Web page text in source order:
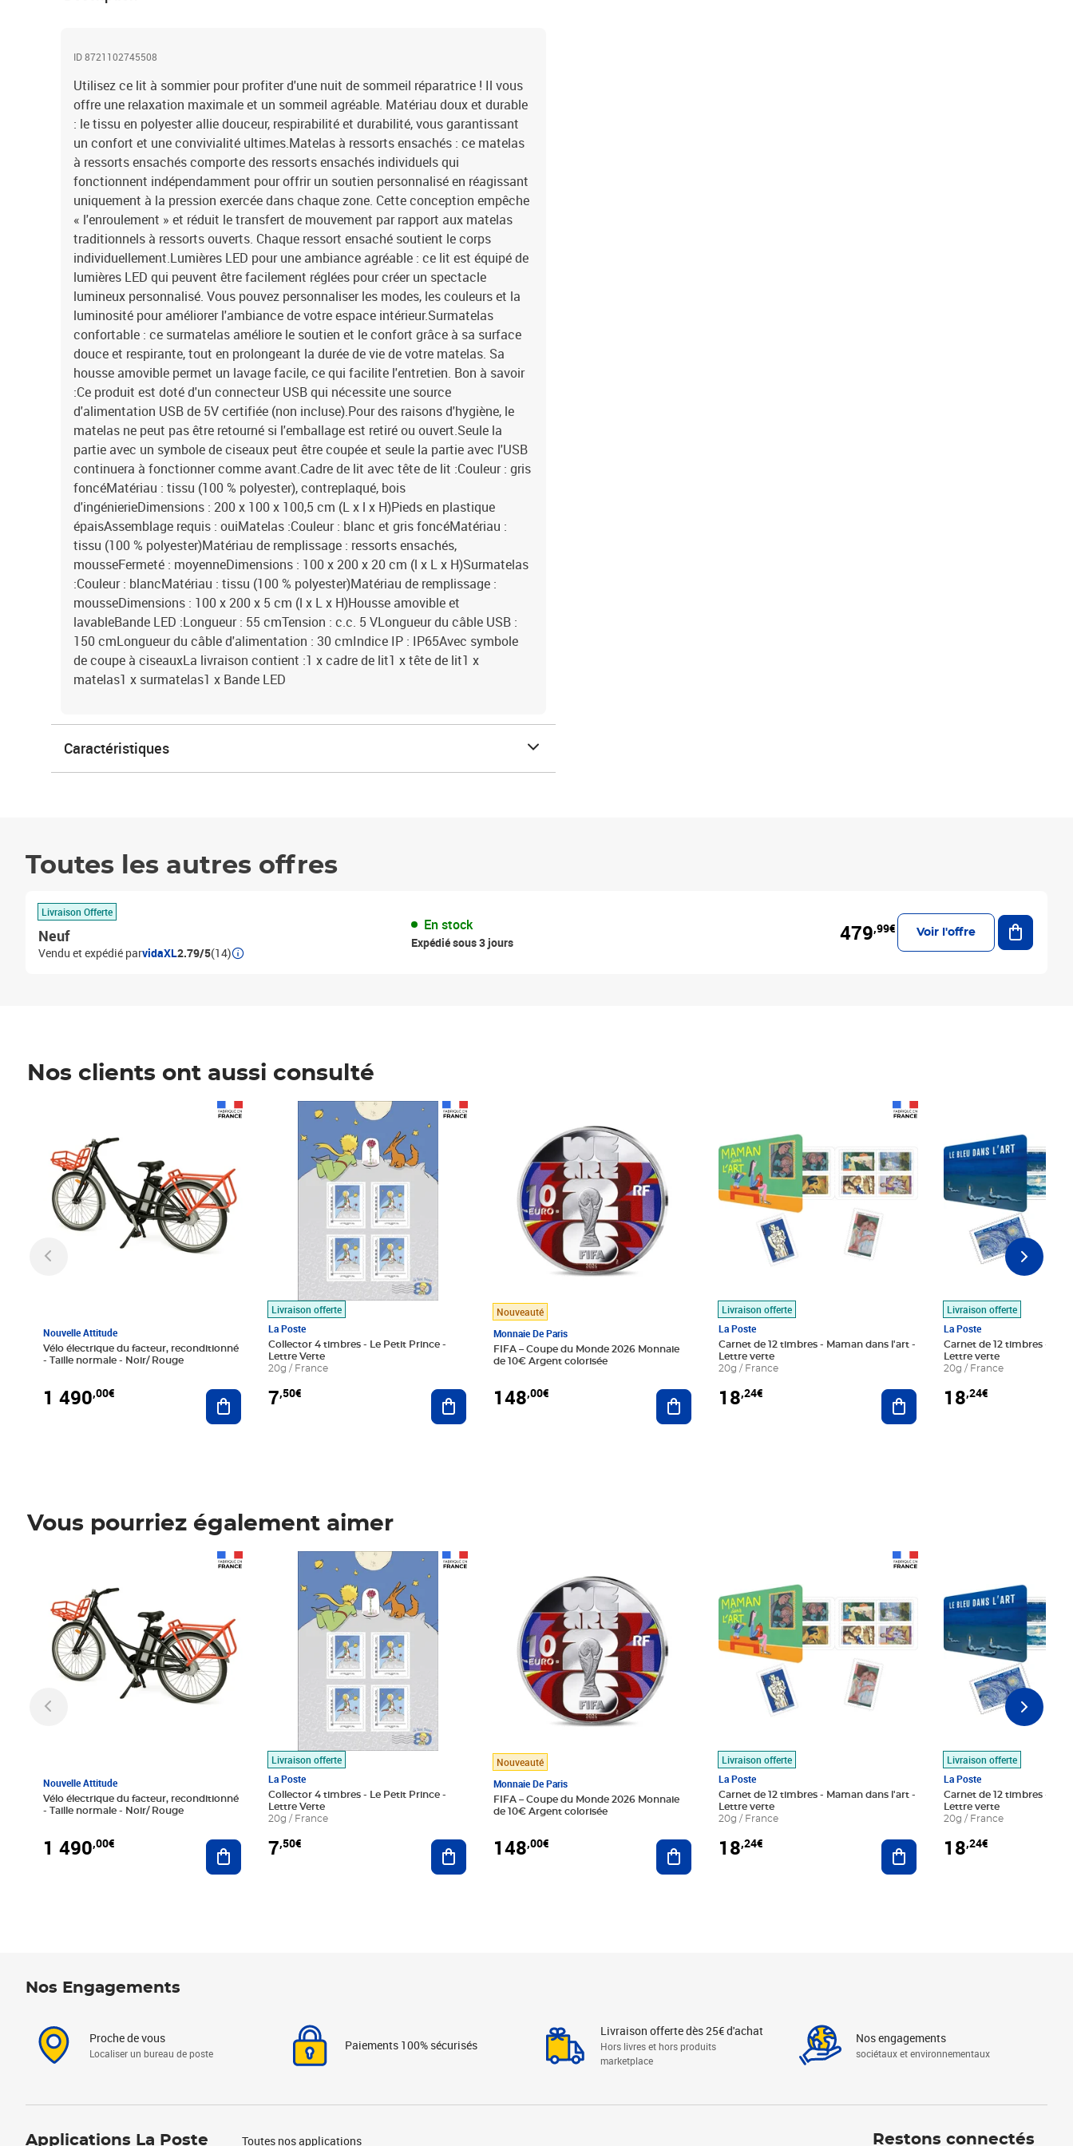
ID 8721102745508
Utilisez ce lit à sommier pour profiter d'une nuit de sommeil réparatrice ! Il vous
offre une relaxation maximale et un sommeil agréable. Matériau doux et durable
: le tissu en polyester allie douceur, respirabilité et durabilité, vous garantissant
un confort et une convivialité ultimes.Matelas à ressorts ensachés : ce matelas
à ressorts ensachés comporte des ressorts ensachés individuels qui
fonctionnent indépendamment pour offrir un soutien personnalisé en réagissant
uniquement à la pression exercée dans chaque zone. Cette conception empêche
« l'enroulement » et réduit le transfert de mouvement par rapport aux matelas
traditionnels à ressorts ouverts. Chaque ressort ensaché soutient le corps
individuellement.Lumières LED pour une ambiance agréable : ce lit est équipé de
lumières LED qui peuvent être facilement réglées pour créer un spectacle
lumineux personnalisé. Vous pouvez personnaliser les modes, les couleurs et la
luminosité pour améliorer l'ambiance de votre espace intérieur.Surmatelas
confortable : ce surmatelas améliore le soutien et le confort grâce à sa surface
douce et respirante, tout en prolongeant la durée de vie de votre matelas. Sa
housse amovible permet un lavage facile, ce qui facilite l'entretien. Bon à savoir
:Ce produit est doté d'un connecteur USB qui nécessite une source
d'alimentation USB de 5V certifiée (non incluse).Pour des raisons d'hygiène, le
matelas ne peut pas être retourné si l'emballage est retiré ou ouvert.Seule la
partie avec un symbole de ciseaux peut être coupée et seule la partie avec l'USB
continuera à fonctionner comme avant.Cadre de lit avec tête de lit :Couleur : gris
foncéMatériau : tissu (100 % polyester), contreplaqué, bois
d'ingénierieDimensions : 200 x 100 x 100,5 cm (L x l x H)Pieds en plastique
épaisAssemblage requis : ouiMatelas :Couleur : blanc et gris foncéMatériau :
tissu (100 % polyester)Matériau de remplissage : ressorts ensachés,
mousseFermeté : moyenneDimensions : 100 x 200 x 20 cm (l x L x H)Surmatelas
:Couleur : blancMatériau : tissu (100 % polyester)Matériau de remplissage :
mousseDimensions : 100 x 200 x 5 cm (l x L x H)Housse amovible et
lavableBande LED :Longueur : 55 cmTension : c.c. 5 VLongueur du câble USB :
150 cmLongueur du câble d'alimentation : 30 cmIndice IP : IP65Avec symbole
de coupe à ciseauxLa livraison contient :1 x cadre de lit1 x tête de lit1 x
matelas1 x surmatelas1 x Bande LED
Caractéristiques
Toutes les autres offres
Livraison Offerte
Neuf
Vendu et expédié parvidaXL2.79/5(14)
En stock
Expédié sous 3 jours 479,99€ Voir l'offre
Ajouter
Nos clients ont aussi consulté
Nouvelle Attitude
Vélo électrique du facteur, reconditionné
- Taille normale - Noir/ Rouge
1 490,00€ Ajouter au panier
Livraison offerte
La Poste
Collector 4 timbres - Le Petit Prince -
Lettre Verte
20g / France
7,50€
Prix 7,50€
Ajouter au panier
Nouveauté
Monnaie De Paris
FIFA – Coupe du Monde 2026 Monnaie
de 10€ Argent colorisée
148,00€ Ajouter au panier
Livraison offerte
La Poste
Carnet de 12 timbres - Maman dans l'art -
Lettre verte
20g / France
18,24€ Ajouter au panier
Livraison offerte
La Poste
Carnet de 12 timbres - Le
Lettre verte
20g / France
18,24€
Vous pourriez également aimer
Nouvelle Attitude
Vélo électrique du facteur, reconditionné
- Taille normale - Noir/ Rouge
1 490,00€ Ajouter au panier
Livraison offerte
La Poste
Collector 4 timbres - Le Petit Prince -
Lettre Verte
20g / France
7,50€
Prix 7,50€
Ajouter au panier
Nouveauté
Monnaie De Paris
FIFA – Coupe du Monde 2026 Monnaie
de 10€ Argent colorisée
148,00€ Ajouter au panier
Livraison offerte
La Poste
Carnet de 12 timbres - Maman dans l'art -
Lettre verte
20g / France
18,24€ Ajouter au panier
Livraison offerte
La Poste
Carnet de 12 timbres - Le
Lettre verte
20g / France
18,24€
Nos Engagements
Proche de vous
Localiser un bureau de poste
Paiements 100% sécurisés
Livraison offerte dès 25€ d'achat
Hors livres et hors produits
marketplace
Nos engagements
sociétaux et environnementaux
Applications La Poste Toutes nos applications Restons connectés